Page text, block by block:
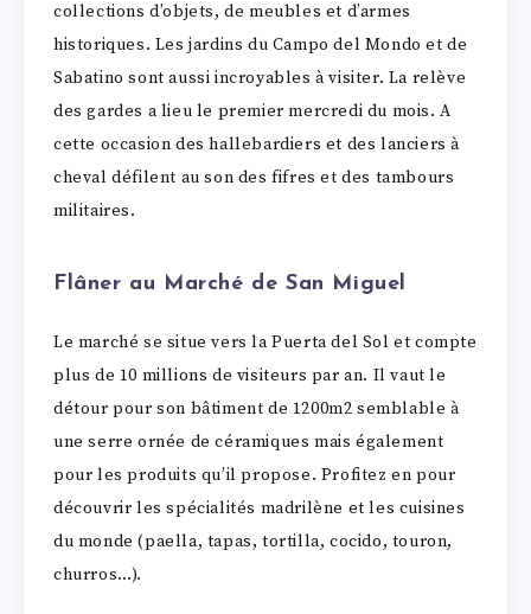
collections d’objets, de meubles et d’armes
historiques. Les jardins du Campo del Mondo et de
Sabatino sont aussi incroyables à visiter. La relève
des gardes a lieu le premier mercredi du mois. A
cette occasion des hallebardiers et des lanciers à
cheval défilent au son des fifres et des tambours
militaires.
Flâner au Marché de San Miguel
Le marché se situe vers la Puerta del Sol et compte
plus de 10 millions de visiteurs par an. Il vaut le
détour pour son bâtiment de 1200m2 semblable à
une serre ornée de céramiques mais également
pour les produits qu’il propose. Profitez en pour
découvrir les spécialités madrilène et les cuisines
du monde (paella, tapas, tortilla, cocido, touron,
churros…).